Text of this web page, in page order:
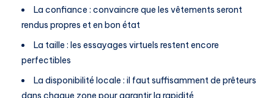
La confiance : convaincre que les vêtements seront
rendus propres et en bon état
La taille : les essayages virtuels restent encore
perfectibles
La disponibilité locale : il faut suffisamment de prêteurs